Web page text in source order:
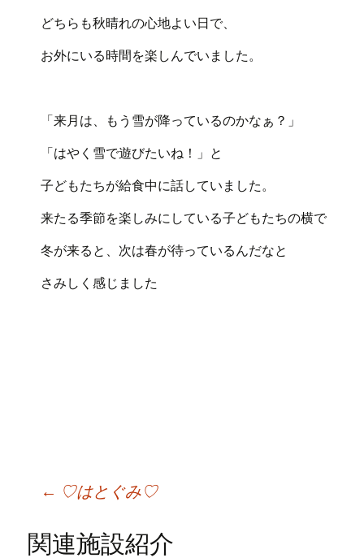
どちらも秋晴れの心地よい日で、
お外にいる時間を楽しんでいました。
「来月は、もう雪が降っているのかなぁ？」
「はやく雪で遊びたいね！」と
子どもたちが給食中に話していました。
来たる季節を楽しみにしている子どもたちの横で
冬が来ると、次は春が待っているんだなと
さみしく感じました
Post
← ♡はとぐみ♡
関連施設紹介